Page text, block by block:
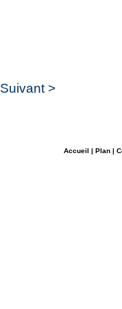
Suivant >
Accueil | Plan|